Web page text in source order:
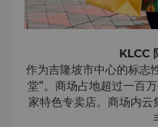
KLCC
作为吉隆坡市中心的标志
堂”。商场占地超过一百
家特色专卖店。商场内